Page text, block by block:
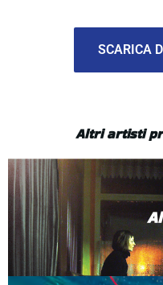
SCARICA
Altri artisti